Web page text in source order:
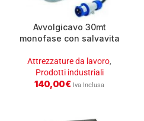
Avvolgicavo 30mt
monofase con salvavita
Attrezzature da lavoro,
Prodotti industriali
140,00€ Iva Inclusa